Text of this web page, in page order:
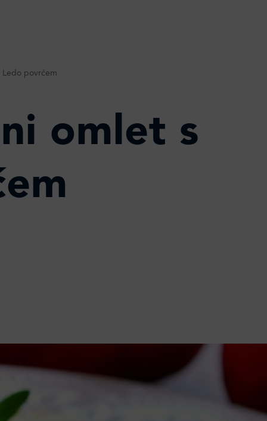
Ledo povrćem
omlet s